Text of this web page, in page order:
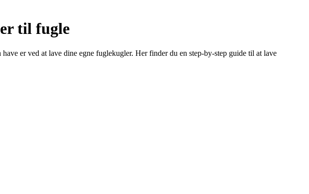
til fugle
er ved at lave dine egne fuglekugler. Her finder du en step-by-step guide til at lave